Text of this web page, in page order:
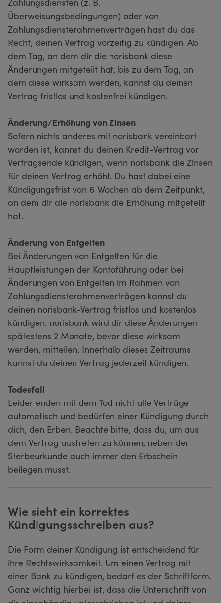
Überweisungsbedingungen) oder von
Zahlungsdiensterahmenverträgen hast du das
Recht, deinen Vertrag vorzeitig zu kündigen. Ab
dem Tag, an dem dir die norisbank diese
Änderungen mitgeteilt hat, bis zu dem Tag, an
dem diese wirksam werden, kannst du deinen
Vertrag fristlos und kostenfrei kündigen.
Änderung/Erhöhung von Zinsen
Sofern nichts anderes mit norisbank vereinbart
worden ist, kannst du deinen Kredit-Vertrag vor
Vertragsende kündigen, wenn norisbank die Zinsen
für deinen Vertrag erhöht. Du hast dabei eine
Kündigungsfrist von 6 Wochen ab dem Zeitpunkt,
an dem dir die norisbank die Erhöhung mitgeteilt
hat.
Änderung von Entgelten
Bei Änderungen von Entgelten für die
Hauptleistungen der Kontoführung oder bei
Änderungen von Entgelten im Rahmen von
Zahlungsdiensterahmenverträgen kannst du
deinen norisbank-Vertrag fristlos und kostenlos
kündigen. norisbank wird dir diese Änderungen
spätestens 2 Monate, bevor diese wirksam
werden, mitteilen. Innerhalb dieses Zeitraums
kannst du deinen Vertrag jederzeit kündigen.
Todesfall
Leider enden mit dem Tod nicht alle Verträge
automatisch und bedürfen einer Kündigung durch
dich, den Erben. Beachte bitte, dass du, um aus
dem Vertrag austreten zu können, neben der
Sterbeurkunde auch immer den Erbschein
beilegen musst.
Wie sieht ein korrektes
Kündigungsschreiben aus?
Die Form deiner Kündigung ist entscheidend für
ihre Rechtswirksamkeit. Um einen Vertrag mit
einer Bank zu kündigen, bedarf es der Schriftform.
Ganz wichtig hierbei ist, dass die Unterschrift von